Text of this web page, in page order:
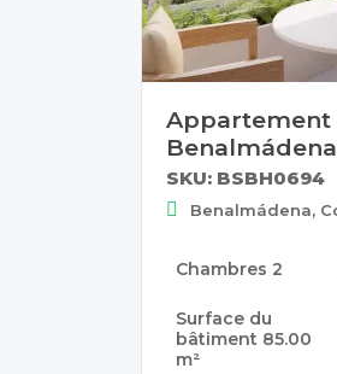
Appartement
Benalmádena
SKU: BSBH0694
Benalmádena,
Chambres 2
Surface du
bâtiment 85.00
m²